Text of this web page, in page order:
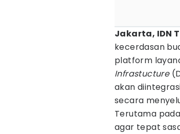
Jakarta, IDN
kecerdasan
platform
Infrastucture
akan
secara
Terutama
agar tepat